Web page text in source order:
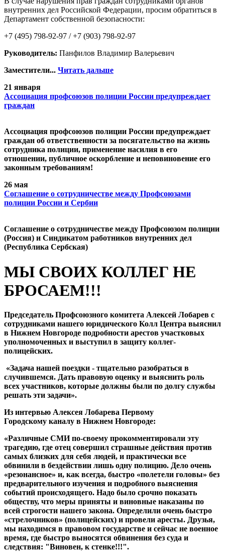
внутренних дел Российской Федерации, просим обратиться в
Департамент собственной безопасности:
+7 (495) 798-92-97 / +7 (903) 798-92-97
Руководитель: Панфилов Владимир Валерьевич
Заместители... Читать дальше
21 января
Ассоциация профсоюзов полиции России предупреждает
граждан
Ассоциация профсоюзов полиции России предупреждает
граждан об ответственности за посягательство на жизнь
сотрудника полиции, применение насилия в его
отношении, публичное оскорбление и неповиновение его
законным требованиям!
26 мая
Cоглашение о сотрудничестве между Профсоюзами
полиции России и Сербии
Cоглашение о сотрудничестве между Профсоюзом полиции
(Россия) и Синдикатом работников внутренних дел
(Республика Сербская)
МЫ СВОИХ КОЛЛЕГ НЕ
БРОСАЕМ!!!
Председатель Профсоюзного комитета Алексей Лобарев с
сотрудниками нашего юридического Колл Центра выяснил
в Нижнем Новгороде подробности арестов участковых
уполномоченных и выступил в защиту коллег-
полицейских.
«Задача нашей поездки - тщательно разобраться в
случившемся. Дать правовую оценку и выяснить роль
всех участников, которые должны были по долгу службы
решать эти задачи».
Из интервью Алексея Лобарева Первому
Городскому каналу в Нижнем Новгороде:
«Различные СМИ по-своему прокомментировали эту
трагедию, где отец совершил страшные действия против
самых близких для себя людей, и практически все
обвинили в бездействии лишь одну полицию. Дело очень
«резонансное» и, как всегда, быстро «полетели головы» без
предварительного изучения и подробного выяснения
событий происходящего. Надо было срочно показать
обществу, что меры приняты и виновные наказаны по
всей строгости нашего закона. Определили очень быстро
«стрелочников» (полицейских) и провели аресты. Друзья,
мы находимся в правовом государстве и сейчас не военное
время, где быстро выносятся обвинения без суда и
следствия: "Виновен, к стенке!!!".